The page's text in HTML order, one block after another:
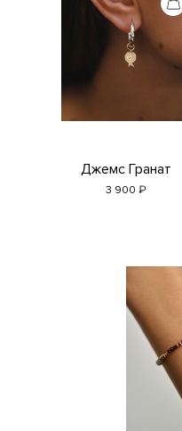
Джемс Гранат
3 900 ₽